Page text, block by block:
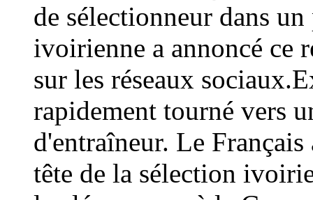
de sélectionneur dans
ivoirienne a annoncé ce
sur les réseaux
rapidement tourné vers
d'entraîneur. Le
tête de la sélection